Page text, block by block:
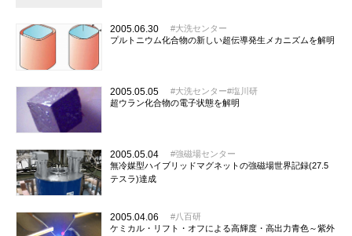
2005.06.30
大洗センター
プルトニウム化合物の新しい超伝導発生メカニズムを解明
2005.05.05 大洗センター 塩川研
超ウラン化合物の電子状態を解明
2005.05.04
強磁場センター
無冷媒型ハイブリッドマグネットの強磁場世界記録(27.5
テスラ)達成
2005.04.06
八百研
ケミカル・リフト・オフによる高輝度・高出力青色～紫外